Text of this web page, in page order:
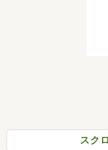
住宅を購入しても「設
ムしたい」ということ
経験豊富なスタッフ
スク